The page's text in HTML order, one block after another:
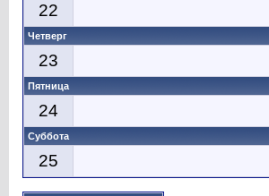
22
Четверг
23
Пятница
24
Суббота
25